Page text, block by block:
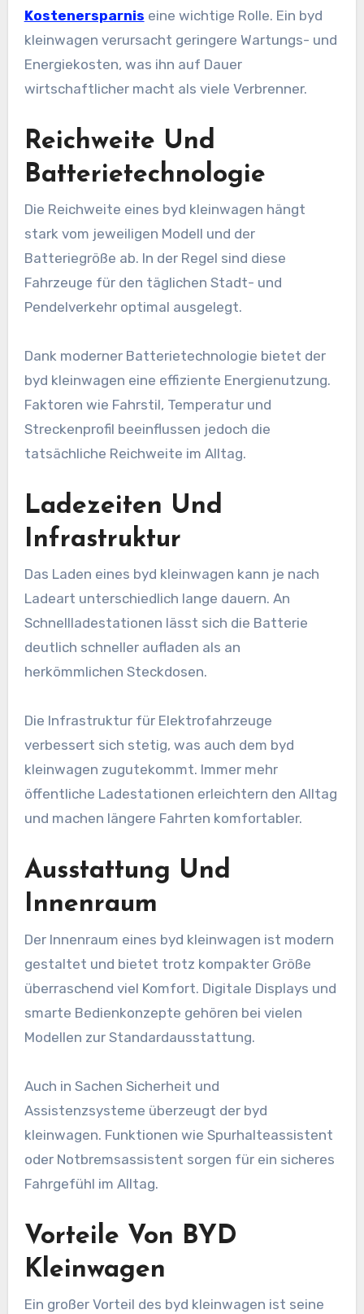
Kostenersparnis eine wichtige Rolle. Ein byd
kleinwagen verursacht geringere Wartungs- und
Energiekosten, was ihn auf Dauer
wirtschaftlicher macht als viele Verbrenner.
Reichweite Und
Batterietechnologie
Die Reichweite eines byd kleinwagen hängt
stark vom jeweiligen Modell und der
Batteriegröße ab. In der Regel sind diese
Fahrzeuge für den täglichen Stadt- und
Pendelverkehr optimal ausgelegt.
Dank moderner Batterietechnologie bietet der
byd kleinwagen eine effiziente Energienutzung.
Faktoren wie Fahrstil, Temperatur und
Streckenprofil beeinflussen jedoch die
tatsächliche Reichweite im Alltag.
Ladezeiten Und
Infrastruktur
Das Laden eines byd kleinwagen kann je nach
Ladeart unterschiedlich lange dauern. An
Schnellladestationen lässt sich die Batterie
deutlich schneller aufladen als an
herkömmlichen Steckdosen.
Die Infrastruktur für Elektrofahrzeuge
verbessert sich stetig, was auch dem byd
kleinwagen zugutekommt. Immer mehr
öffentliche Ladestationen erleichtern den Alltag
und machen längere Fahrten komfortabler.
Ausstattung Und
Innenraum
Der Innenraum eines byd kleinwagen ist modern
gestaltet und bietet trotz kompakter Größe
überraschend viel Komfort. Digitale Displays und
smarte Bedienkonzepte gehören bei vielen
Modellen zur Standardausstattung.
Auch in Sachen Sicherheit und
Assistenzsysteme überzeugt der byd
kleinwagen. Funktionen wie Spurhalteassistent
oder Notbremsassistent sorgen für ein sicheres
Fahrgefühl im Alltag.
Vorteile Von BYD
Kleinwagen
Ein großer Vorteil des byd kleinwagen ist seine